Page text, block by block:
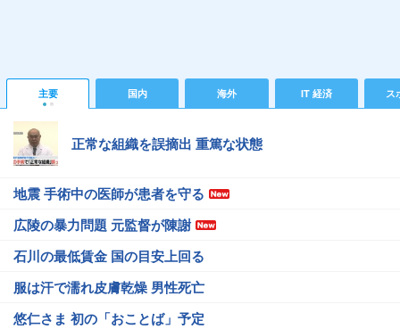
主要 国内 海外 IT 経済 ス
正常な組織を誤摘出 重篤な状態
地震 手術中の医師が患者を守る
広陵の暴力問題 元監督が陳謝
石川の最低賃金 国の目安上回る
服は汗で濡れ皮膚乾燥 男性死亡
悠仁さま 初の「おことば」予定